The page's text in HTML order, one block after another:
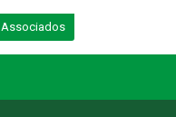
Associados